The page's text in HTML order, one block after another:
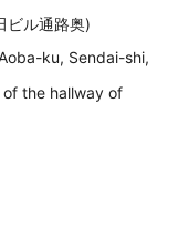
ビル通路奥)
ku, Sendai-shi,
the hallway of